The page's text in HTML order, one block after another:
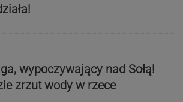
wypoczywający nad Sołą!
zrzut wody w rzece